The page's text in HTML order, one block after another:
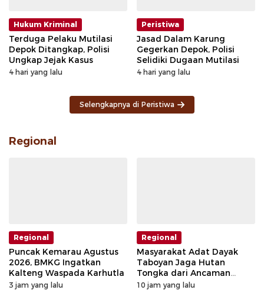
Hukum Kriminal
Terduga Pelaku Mutilasi
Depok Ditangkap, Polisi
Ungkap Jejak Kasus
4 hari yang lalu
Peristiwa
Jasad Dalam Karung
Gegerkan Depok, Polisi
Selidiki Dugaan Mutilasi
4 hari yang lalu
Selengkapnya di Peristiwa
Regional
Regional
Puncak Kemarau Agustus
2026, BMKG Ingatkan
Kalteng Waspada Karhutla
3 jam yang lalu
Regional
Masyarakat Adat Dayak
Taboyan Jaga Hutan
Tongka dari Ancaman
Deforestasi
10 jam yang lalu